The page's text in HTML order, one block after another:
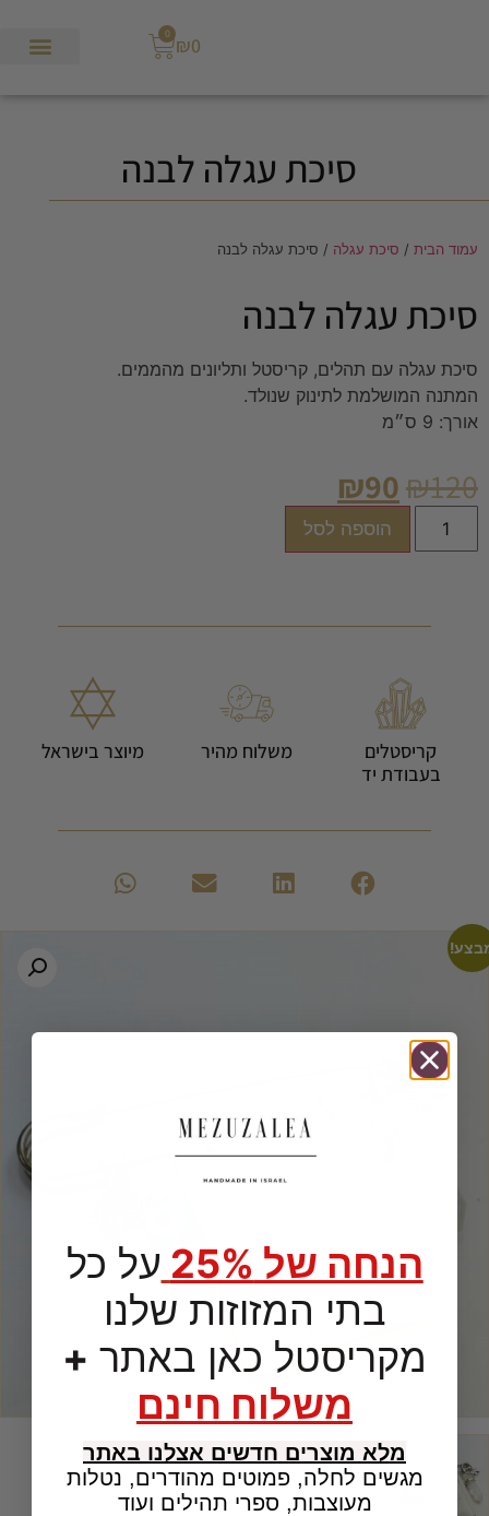
₪0
0
סיכת עגלה לבנה
עמוד הבית / סיכת עגלה / סיכת עגלה לבנה
סיכת עגלה לבנה
סיכת עגלה עם תהלים, קריסטל ותליונים מהממים.
המתנה המושלמת לתינוק שנולד.
אורך: 9 ס״מ
₪120
₪90
הוספה לסל
קריסטלים
בעבודת יד
משלוח מהיר מיוצר בישראל
הנחה של 25%
על כל
בתי המזוזות שלנו
מקריסטל כאן באתר +
משלוח חינם
מלא מוצרים חדשים אצלנו באתר
מגשים לחלה, פמוטים מהודרים, נטלות
מעוצבות, ספרי תהילים ועוד